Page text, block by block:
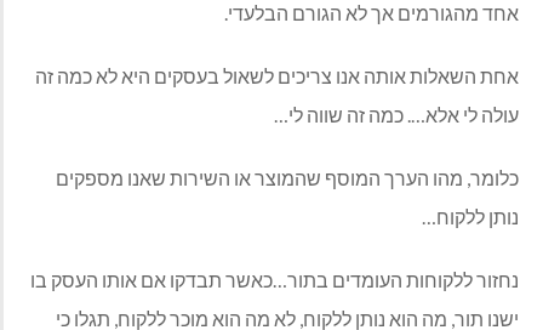
אחד מהגורמים אך לא הגורם הבלעדי.
אחת השאלות אותה אנו צריכים לשאול בעסקים היא לא כמה זה
עולה לי אלא…. כמה זה שווה לי…
כלומר, מהו הערך המוסף שהמוצר או השירות שאנו מספקים
נותן ללקוח…
נחזור ללקוחות העומדים בתור…כאשר תבדקו אם אותו העסק בו
ישנו תור, מה הוא נותן ללקוח, לא מה הוא מוכר ללקוח, תגלו כי